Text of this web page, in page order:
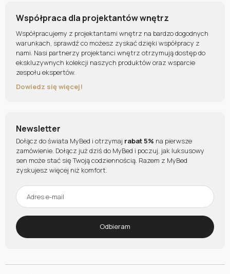
Współpraca dla projektantów wnętrz
Współpracujemy z projektantami wnętrz na bardzo dogodnych
warunkach, sprawdź co możesz zyskać dzięki współpracy z
nami. Nasi partnerzy projektanci wnętrz otrzymują dostęp do
ekskluzywnych kolekcji naszych produktów oraz wsparcie
zespołu ekspertów.
Dowiedz się więcej!
Newsletter
Dołącz do świata MyBed i otrzymaj rabat 5% na pierwsze
zamówienie. Dołącz już dziś do MyBed i poczuj, jak luksusowy
sen może stać się Twoją codziennością. Razem z MyBed
zyskujesz więcej niż komfort.
Odbieram